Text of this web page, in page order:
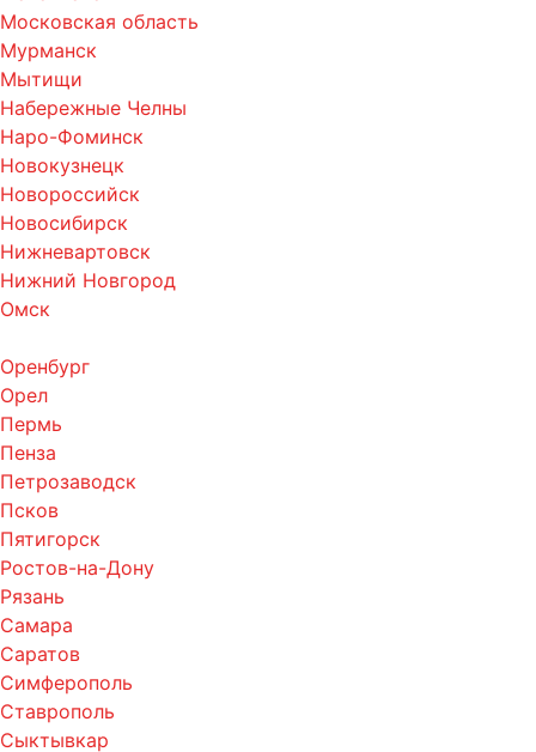
Московская область
Мурманск
Мытищи
Набережные Челны
Наро-Фоминск
Новокузнецк
Новороссийск
Новосибирск
Нижневартовск
Нижний Новгород
Омск
Оренбург
Орел
Пермь
Пенза
Петрозаводск
Псков
Пятигорск
Ростов-на-Дону
Рязань
Самара
Саратов
Симферополь
Ставрополь
Сыктывкар